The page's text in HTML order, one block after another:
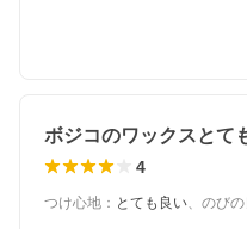
4
つけ心地 ： とても良い、 のびの